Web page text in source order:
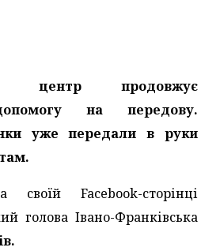
центр продовжує
на передову.
уже передали в руки
Facebook-сторінці
голова Івано-Франківська